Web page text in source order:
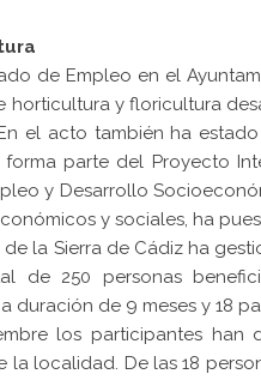
de Empleo en el
horticultura y floricultura
el acto también ha
forma parte del Proyecto
y Desarrollo
y sociales, ha
la Sierra de Cádiz ha
de 250 personas
duración de 9 meses y 18
los participantes han
la localidad. De las 18